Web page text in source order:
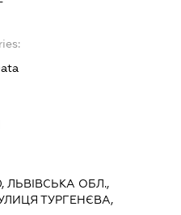
ЛЬВІВСЬКА ОБЛ.,
ТУРГЕНЄВА,